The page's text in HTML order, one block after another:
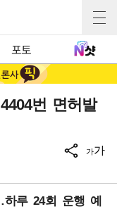
포토
번 면허발
가가
루 24회 운행 예